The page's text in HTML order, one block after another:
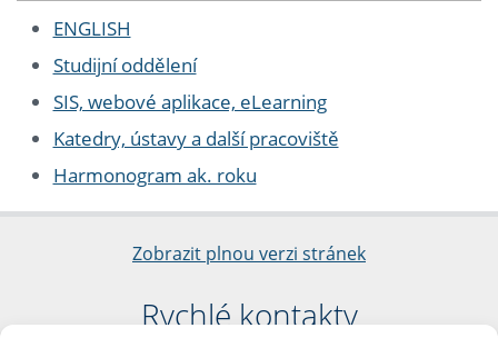
ENGLISH
Studijní oddělení
SIS, webové aplikace, eLearning
Katedry, ústavy a další pracoviště
Harmonogram ak. roku
Zobrazit plnou verzi stránek
Rychlé kontakty